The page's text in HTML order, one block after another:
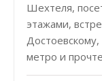
Шехтеля,
этажами,
Достоевскому,
метро и